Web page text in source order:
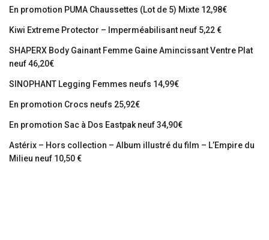
En promotion PUMA Chaussettes (Lot de 5) Mixte 12,98€
Kiwi Extreme Protector – Imperméabilisant neuf 5,22 €
SHAPERX Body Gainant Femme Gaine Amincissant Ventre Plat
neuf 46,20€
SINOPHANT Legging Femmes neufs 14,99€
En promotion Crocs neufs 25,92€
En promotion Sac à Dos Eastpak neuf 34,90€
Astérix – Hors collection – Album illustré du film – L’Empire du
Milieu neuf 10,50 €